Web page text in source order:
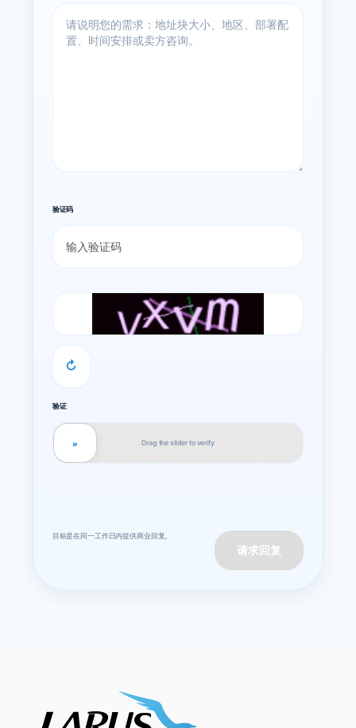
验证码
↻
验证
Drag the slider to verify
»
目标是在同一工作日内提供商业回复。
请求回复